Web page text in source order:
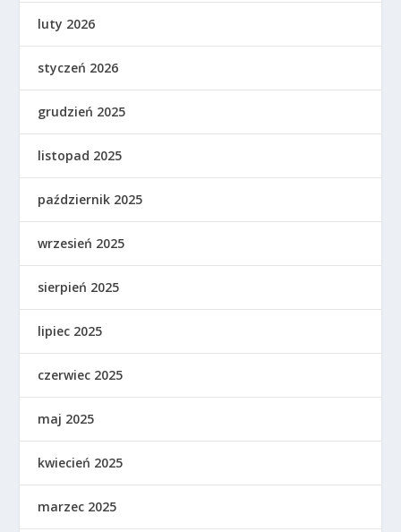
luty 2026
styczeń 2026
grudzień 2025
listopad 2025
październik 2025
wrzesień 2025
sierpień 2025
lipiec 2025
czerwiec 2025
maj 2025
kwiecień 2025
marzec 2025